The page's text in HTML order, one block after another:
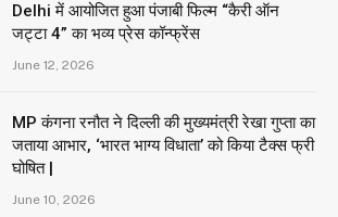
Delhi में आयोजित हुआ पंजाबी फिल्म “कैरी ऑन
जट्टा 4” का भव्य प्रेस कॉन्फ्रेंस
June 12, 2026
MP कंगना रनौत ने दिल्ली की मुख्यमंत्री रेखा गुप्ता का
जताया आभार, ‘भारत भाग्य विधाता’ को किया टैक्स फ्री
घोषित |
June 10, 2026